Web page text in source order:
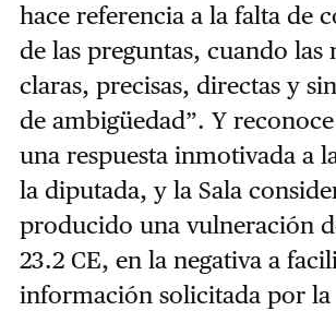
hace referencia a la falta de
de las preguntas, cuando las
claras, precisas, directas y
de ambigüedad”. Y
una respuesta inmotivada a
la diputada, y la Sala
producido una vulneración
23.2 CE, en la negativa a
información solicitada por la